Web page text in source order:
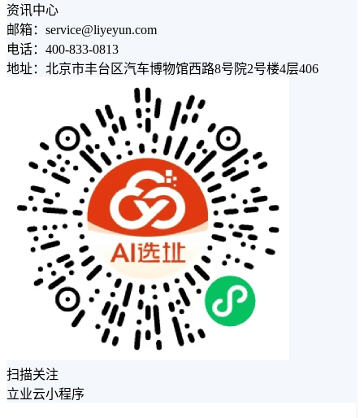
资讯中心
邮箱：service@liyeyun.com
电话：400-833-0813
地址：北京市丰台区汽车博物馆西路8号院2号楼4层406
扫描关注
立业云小程序